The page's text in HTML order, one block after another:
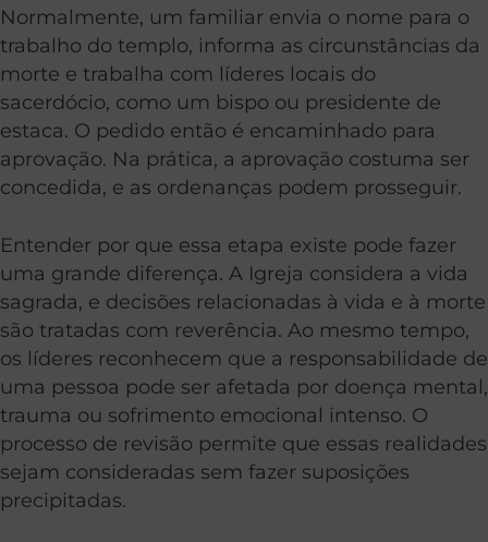
Normalmente, um familiar envia o nome para o
trabalho do templo, informa as circunstâncias da
morte e trabalha com líderes locais do
sacerdócio, como um bispo ou presidente de
estaca. O pedido então é encaminhado para
aprovação. Na prática, a aprovação costuma ser
concedida, e as ordenanças podem prosseguir.
Entender por que essa etapa existe pode fazer
uma grande diferença. A Igreja considera a vida
sagrada, e decisões relacionadas à vida e à morte
são tratadas com reverência. Ao mesmo tempo,
os líderes reconhecem que a responsabilidade de
uma pessoa pode ser afetada por doença mental,
trauma ou sofrimento emocional intenso. O
processo de revisão permite que essas realidades
sejam consideradas sem fazer suposições
precipitadas.